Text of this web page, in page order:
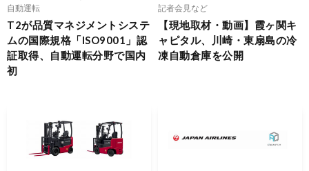
自動運転
T2が品質マネジメントシステ
ムの国際規格「ISO9001」認
証取得、自動運転分野で国内
初
記者会見など
【現地取材・動画】霞ヶ関キ
ャピタル、川崎・東扇島の冷
凍自動倉庫を公開